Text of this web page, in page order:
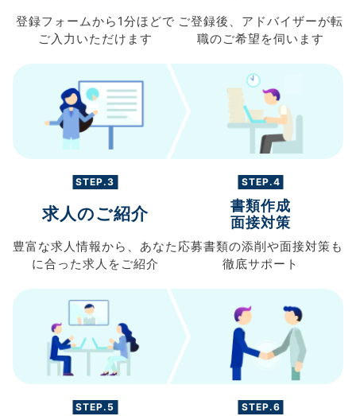
登録フォームから 1分ほどで
ご入力 いただけます
ご登録後、 アドバイザーが転
職のご希望を伺います
STEP.3
求人のご紹介
豊富な求人情報から、 あなた
に合った求人を ご紹介
STEP.4
書類作成
面接対策
応募書類の添削や面接対策も
徹底サポート
STEP.5 STEP.6